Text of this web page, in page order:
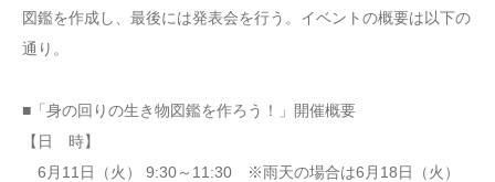
図鑑を作成し、最後には発表会を行う。イベントの概要は以下の
通り。
■「身の回りの生き物図鑑を作ろう！」開催概要
【日 時】
6月11日（火） 9:30～11:30 ※雨天の場合は6月18日（火）